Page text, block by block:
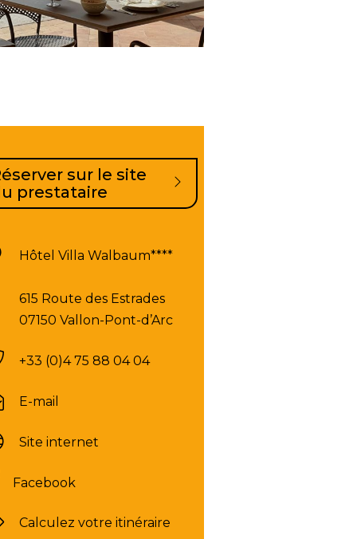
sur le site
prestataire
Hôtel Villa Walbaum****
615 Route des Estrades
07150 Vallon-Pont-d’Arc
+33 (0)4 75 88 04 04
E-mail
Site internet
Facebook
Calculez votre itinéraire